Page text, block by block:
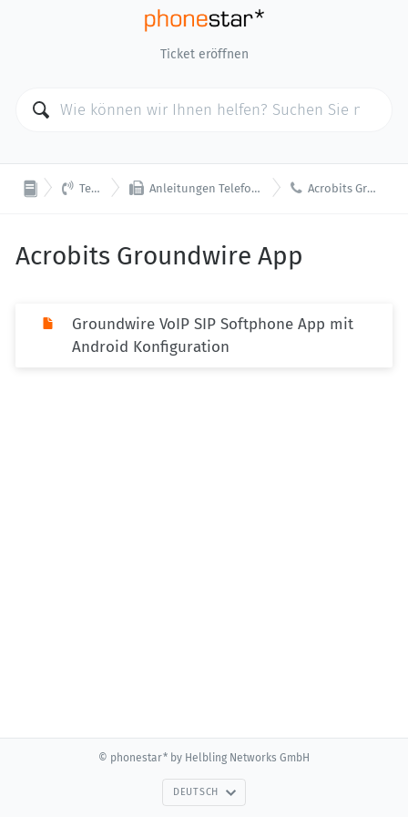
Ticket eröffnen
 Telefonie  Anleitungen Telefon / App / Softphone  Acrobits Groundwire App
Acrobits Groundwire App
Groundwire VoIP SIP Softphone App mit
Android Konfiguration
© phonestar* by Helbling Networks GmbH
DEUTSCH